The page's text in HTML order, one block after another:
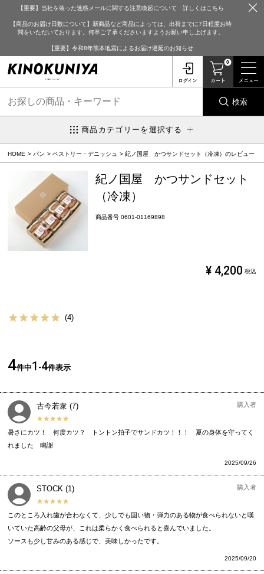
【重要】当社を装った迷惑メールに関する注意喚起について 詳しくはこちら
【商品のお届け日数について】新商品など商品によっては、出荷までに7日程度お時
間をいただいております。何卒ご了承くださいますようお願い申し上げます。
【重要】令和8年熊本地震によるお届け遅延のお知らせ
0
検索
商品カテゴリーを選択する
HOME パン ペストリー・デニッシュ 紀ノ国屋 かつサンドセット（冷凍）のレビュー
紀ノ国屋 かつサンドセット
（冷凍）
商品番号 0601-01169898
¥ 4,200 税込
4
4件中1 -4件表示
古今若衆 7 購入者
2025/09/26
暑さにカツ！　何度カツ？　トントン拍子でサンドカツ！！！　夏の身体を守ってく
STOCK 1 購入者
2025/09/20
このところ入れ歯が合わなくて、少しでも固い物・弾力のある物が食べられないと嘆
いていた高齢の父母が、これは柔らかく食べられると喜んでいました。
ソースも少し甘みのある感じで、美味しかったです。